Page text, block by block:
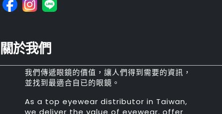
關於我們
我們傳遞眼鏡的價值，讓人們得到需要的資訊，
並找到最適合自已的眼鏡。
As a top eyewear distributor in Taiwan,
we deliver the value of eyewear, offer